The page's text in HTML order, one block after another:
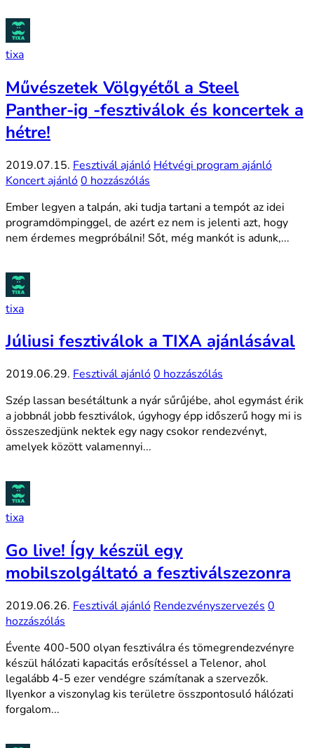
tixa
Művészetek Völgyétől a Steel
Panther-ig -fesztiválok és koncertek a
hétre!
2019.07.15. Fesztivál ajánló Hétvégi program ajánló
Koncert ajánló0 hozzászólás
Ember legyen a talpán, aki tudja tartani a tempót az idei
programdömpinggel, de azért ez nem is jelenti azt, hogy
nem érdemes megpróbálni! Sőt, még mankót is adunk,...
tixa
Júliusi fesztiválok a TIXA ajánlásával
2019.06.29. Fesztivál ajánló0 hozzászólás
Szép lassan besétáltunk a nyár sűrűjébe, ahol egymást érik
a jobbnál jobb fesztiválok, úgyhogy épp időszerű hogy mi is
összeszedjünk nektek egy nagy csokor rendezvényt,
amelyek között valamennyi...
tixa
Go live! Így készül egy
mobilszolgáltató a fesztiválszezonra
2019.06.26. Fesztivál ajánló Rendezvényszervezés 0
hozzászólás
Évente 400-500 olyan fesztiválra és tömegrendezvényre
készül hálózati kapacitás erősítéssel a Telenor, ahol
legalább 4-5 ezer vendégre számítanak a szervezők.
Ilyenkor a viszonylag kis területre összpontosuló hálózati
forgalom...